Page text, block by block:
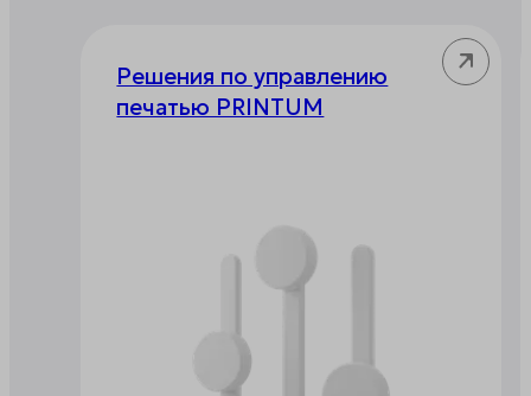
Решения по управлению
печатью PRINTUM